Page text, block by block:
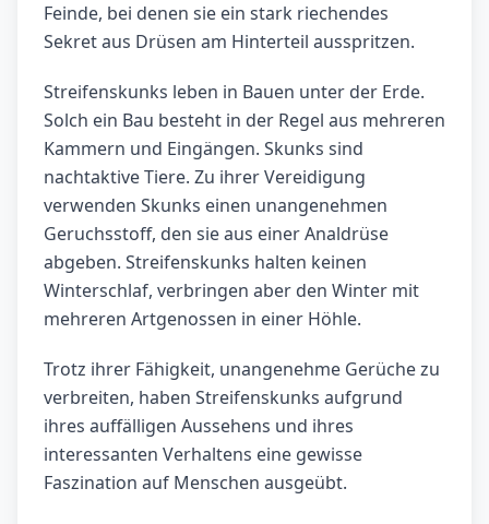
Feinde, bei denen sie ein stark riechendes
Sekret aus Drüsen am Hinterteil ausspritzen.
Streifenskunks leben in Bauen unter der Erde.
Solch ein Bau besteht in der Regel aus mehreren
Kammern und Eingängen. Skunks sind
nachtaktive Tiere. Zu ihrer Vereidigung
verwenden Skunks einen unangenehmen
Geruchsstoff, den sie aus einer Analdrüse
abgeben. Streifenskunks halten keinen
Winterschlaf, verbringen aber den Winter mit
mehreren Artgenossen in einer Höhle.
Trotz ihrer Fähigkeit, unangenehme Gerüche zu
verbreiten, haben Streifenskunks aufgrund
ihres auffälligen Aussehens und ihres
interessanten Verhaltens eine gewisse
Faszination auf Menschen ausgeübt.